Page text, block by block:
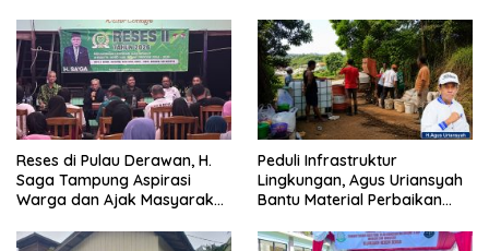
Reses di Pulau Derawan, H.
Saga Tampung Aspirasi
Warga dan Ajak Masyarakat
Anggaran
Peduli Infrastruktur
Lingkungan, Agus Uriansyah
Bantu Material Perbaikan